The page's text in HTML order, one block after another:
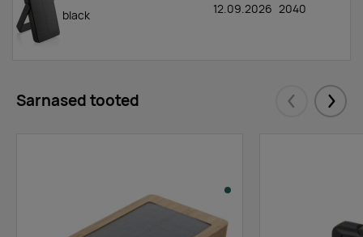
black
12.09.2026 2040
Sarnased tooted Eelmised